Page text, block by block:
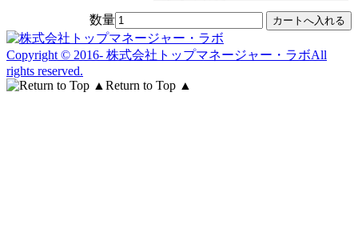
数量
Copyright © 2016- 株式会社トップマネージャー・ラボAll
rights reserved.
Return to Top ▲